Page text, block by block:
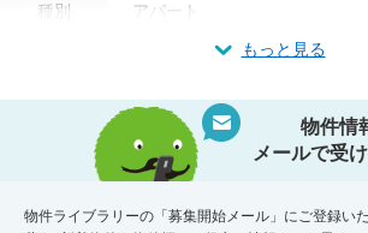
種別
アパート
もっと見る
物件情
メールで受
物件ライブラリーの「募集開始メール」にご登録い